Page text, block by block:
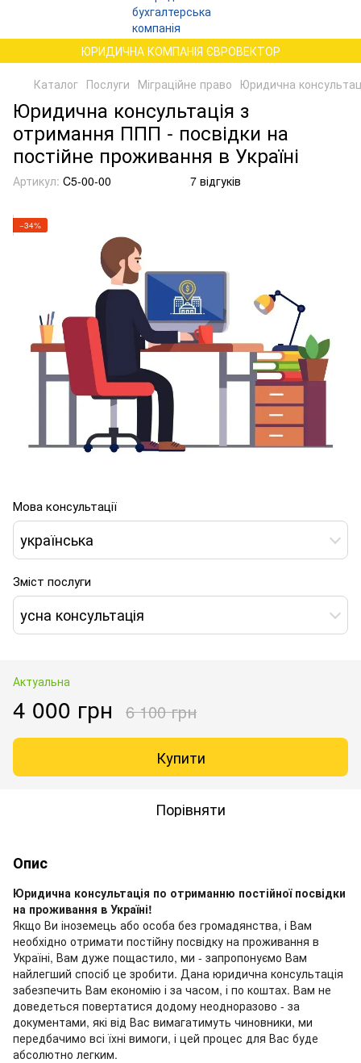
ЮРИДИЧНА КОМПАНІЯ ЄВРОВЕКТОР
Каталог Послуги Міграційне право Юридична
Юридична консультація з
отримання ППП - посвідки на
постійне проживання в Україні
Артикул: C5-00-00 7 відгуків
−34%
Мова консультації
українська
Зміст послуги
усна консультація
Актуальна
4 000 грн 6 100 грн
Купити
Порівняти
Опис
Юридична консультація по отриманню постійної посвідки
на проживання в Україні!
Якщо Ви іноземець або особа без громадянства, і Вам
необхідно отримати постійну посвідку на проживання в
Україні, Вам дуже пощастило, ми - запропонуємо Вам
найлегший спосіб це зробити. Дана юридична консультація
забезпечить Вам економію і за часом, і по коштах. Вам не
доведеться повертатися додому неодноразово - за
документами, які від Вас вимагатимуть чиновники, ми
передбачимо всі їхні вимоги, і цей процес для Вас буде
абсолютно легким.